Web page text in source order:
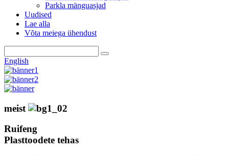
Parkla mänguasjad
Uudised
Lae alla
Võta meiega ühendust
English
meist
Ruifeng
Plasttoodete tehas